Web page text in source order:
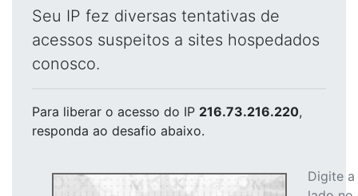
Seu IP fez diversas tentativas de
acessos suspeitos a sites hospedados
conosco.
Para liberar o acesso do IP 216.73.216.220,
responda ao desafio abaixo.
Digite